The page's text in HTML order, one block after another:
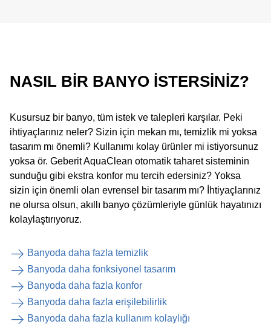
NASIL BIR BANYO ISTERSINIZ?
Kusursuz bir banyo, tüm istek ve talepleri karşılar. Peki
ihtiyaçlarınız neler? Sizin için mekan mı, temizlik mi yoksa
tasarım mı önemli? Kullanımı kolay ürünler mi istiyorsunuz
yoksa ör. Geberit AquaClean otomatik taharet sisteminin
sunduğu gibi ekstra konfor mu tercih edersiniz? Yoksa
sizin için önemli olan evrensel bir tasarım mı? İhtiyaçlarınız
ne olursa olsun, akıllı banyo çözümleriyle günlük hayatınızı
kolaylaştırıyoruz.
Banyoda daha fazla temizlik
Banyoda daha fonksiyonel tasarım
Banyoda daha fazla konfor
Banyoda daha fazla erişilebilirlik
Banyoda daha fazla kullanım kolaylığı